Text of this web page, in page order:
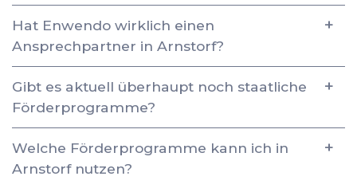
Hat Enwendo wirklich einen
Ansprechpartner in Arnstorf?
Gibt es aktuell überhaupt noch staatliche
Förderprogramme?
Welche Förderprogramme kann ich in
Arnstorf nutzen?